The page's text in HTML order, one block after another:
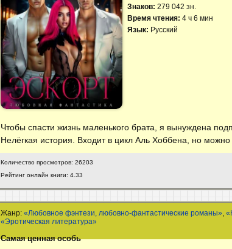
Знаков:279 042 зн.
Время чтения:4 ч 6 мин
Язык: Русский
Чтобы спасти жизнь маленького брата, я вынуждена
Нелёгкая история. Входит в цикл Аль Хоббена, но можно
Количество просмотров: 26203
Рейтинг онлайн книги: 4.33
Жанр:«Любовное фэнтези, любовно-фантастические романы»,
«Эротическая литература»
Самая ценная особь